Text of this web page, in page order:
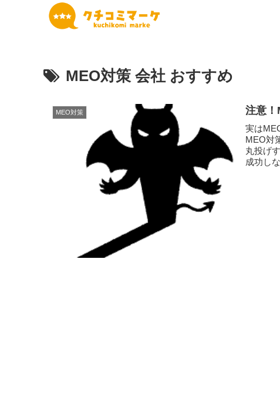
MEO対策 会社 おすすめ
MEO対策 注意！
実は
MEO対
丸投げ
成功し